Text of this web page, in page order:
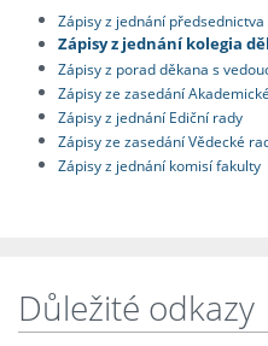
Zápisy z jednání
Zápisy z jednání kolegia
Zápisy z porad děkana s
Zápisy ze zasedání
Zápisy z jednání Ediční rady
Zápisy ze zasedání Vědecké
Zápisy z jednání komisí fakulty
Důležité odkazy